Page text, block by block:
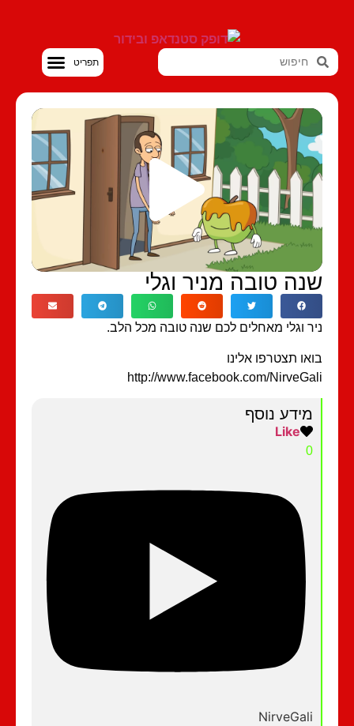
טובה מניר וגלי
וגלי מאחלים לכם שנה טובה מכל הלב.
תצטרפו אלינו
http://www.facebook.com/
מידע נוסף
NirveGali